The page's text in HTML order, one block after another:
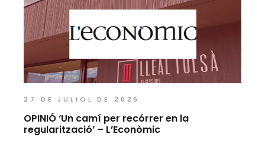
27 DE JULIOL DE 2026
OPINIÓ ‘Un camí per recórrer en la
regularització’ – L’Econòmic